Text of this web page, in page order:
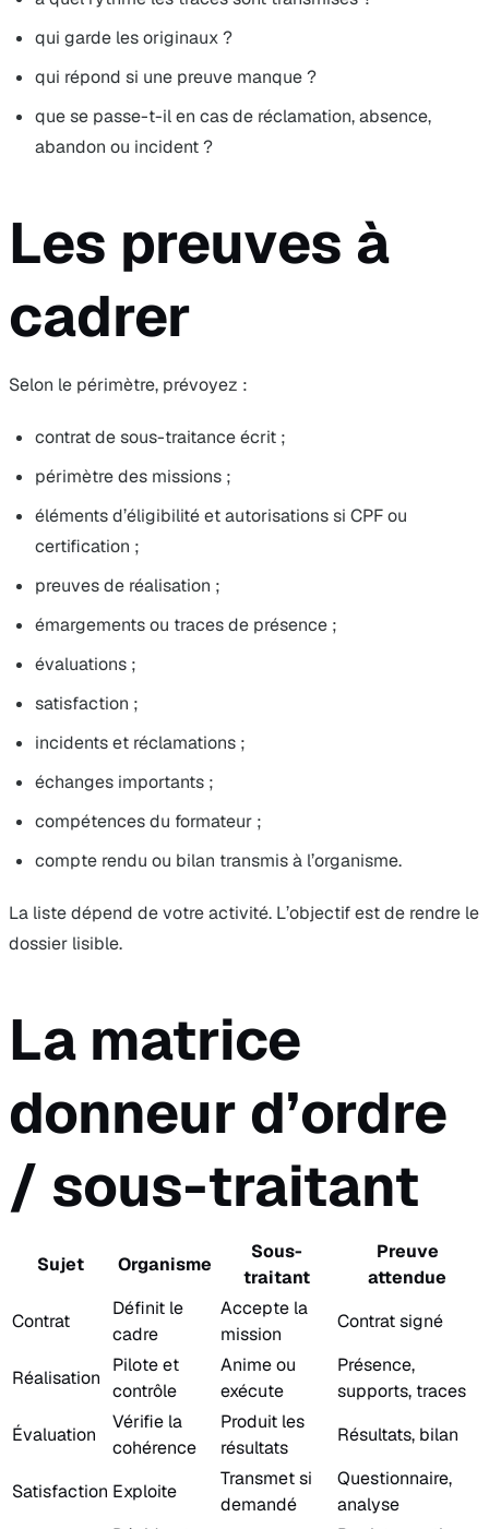
qui garde les originaux ?
qui répond si une preuve manque ?
que se passe-t-il en cas de réclamation, absence,
abandon ou incident ?
Les preuves à
cadrer
Selon le périmètre, prévoyez :
contrat de sous-traitance écrit ;
périmètre des missions ;
éléments d’éligibilité et autorisations si CPF ou
certification ;
preuves de réalisation ;
émargements ou traces de présence ;
évaluations ;
satisfaction ;
incidents et réclamations ;
échanges importants ;
compétences du formateur ;
compte rendu ou bilan transmis à l’organisme.
La liste dépend de votre activité. L’objectif est de rendre le
dossier lisible.
La matrice
donneur d’ordre
/ sous-traitant
Sujet Organisme
Sous-
traitant
Preuve
attendue
Contrat
Définit le
cadre
Accepte la
mission
Contrat signé
Réalisation
Pilote et
contrôle
Anime ou
exécute
Présence,
supports, traces
Évaluation
Vérifie la
cohérence
Produit les
résultats
Résultats, bilan
Satisfaction Exploite
Transmet si
demandé
Questionnaire,
analyse